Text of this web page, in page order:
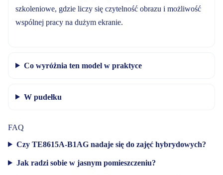
szkoleniowe, gdzie liczy się czytelność obrazu i możliwość
wspólnej pracy na dużym ekranie.
Co wyróżnia ten model w praktyce
W pudełku
FAQ
Czy TE8615A-B1AG nadaje się do zajęć hybrydowych?
Jak radzi sobie w jasnym pomieszczeniu?